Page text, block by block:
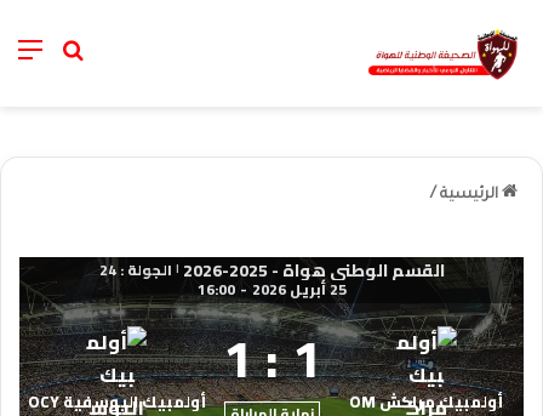
خانة
الرئيسية /
القسم الوطني هواة - 2025-2026 | الجولة : 24
25 أبريل 2026 -
16:00
أولمبيك مراكش OM 1
:
1 أولمبيك اليوسفية OCY